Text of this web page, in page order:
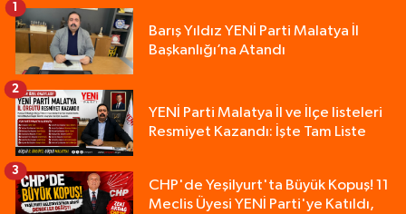
Barış Yıldız YENİ Parti Malatya İl
Başkanlığı’na Atandı
1
YENİ Parti Malatya İl ve İlçe listeleri
Resmiyet Kazandı: İşte Tam Liste
2
CHP'de Yeşilyurt'ta Büyük Kopuş! 11
Meclis Üyesi YENİ Parti'ye Katıldı,
3